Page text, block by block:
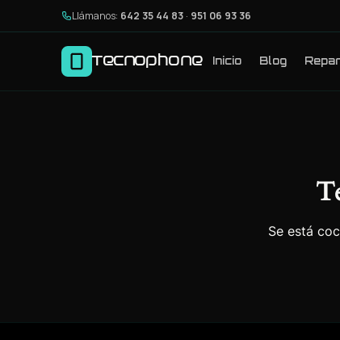
Llámanos: 642 35 44 83 · 951 06 93 36
Tecnophone Inicio Blog
Se está